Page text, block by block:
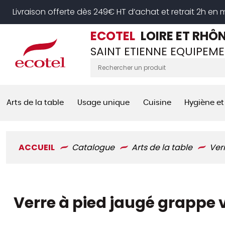
Livraison offerte dès 249€ HT d’achat et retrait 2h en
ECOTEL LOIRE ET
SAINT ETIENNE
Arts de la table Usage unique Cuisine Hygiène
ACCUEIL Catalogue Arts de la table
Verre à pied jaugé grappe
Panneau de gestion des cookies